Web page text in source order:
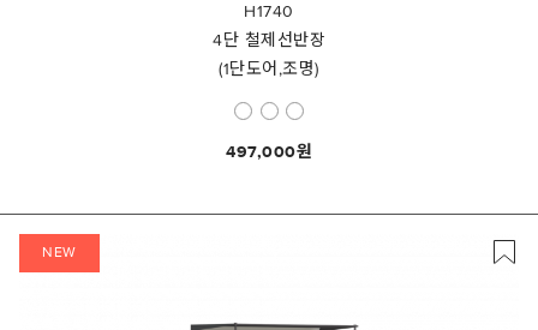
H1740
4단 철제선반장
(1단도어,조명)
497,000
NEW